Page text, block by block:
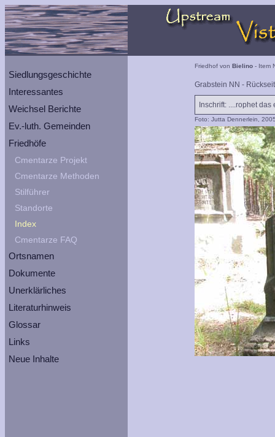
Siedlungsgeschichte
Interessantes
Weichsel Berichte
Ev.-luth. Gemeinden
Friedhöfe
Cmentarze Projekt
Cmentarze Methoden
Stilführer
Standorte
Index
Cmentarze FAQ
Ortsnamen
Dokumente
Unerklärliches
Literaturhinweis
Glossar
Links
Neue Inhalte
Friedhof von Bielino - Item
Grabstein NN -
Inschrift: ....rophet
Foto: Jutta Dennerlein,